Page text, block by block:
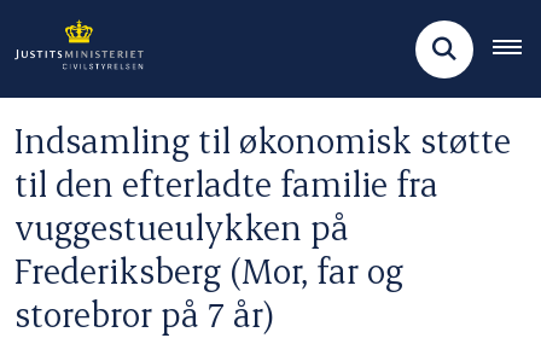
Indsamling til økonomisk støtte
til den efterladte familie fra
vuggestueulykken på
Frederiksberg (Mor, far og
storebror på 7 år)